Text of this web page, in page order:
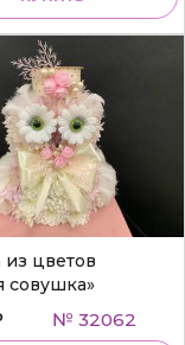
цветов
совушка»
№ 32062